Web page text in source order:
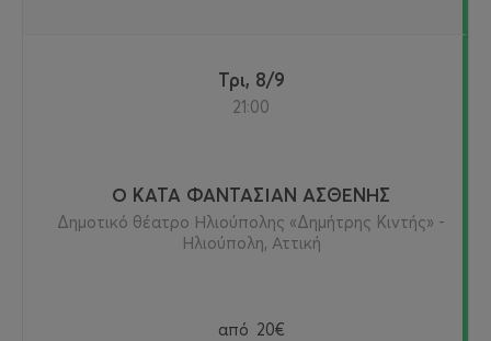
Τρι, 8/9
21:00
Ο ΚΑΤΑ ΦΑΝΤΑΣΙΑΝ ΑΣΘΕΝΗΣ
Δημοτικό θέατρο Ηλιούπολης «Δημήτρης Κιντής» -
Ηλιούπολη, Αττική
από 20€